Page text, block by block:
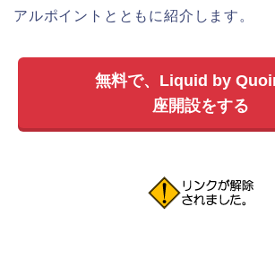
アルポイントとともに紹介します。
無料で、Liquid by
座開設をする